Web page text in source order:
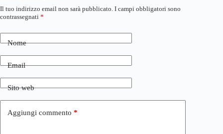
Il tuo indirizzo email non sarà pubblicato. I campi obbligatori sono
contrassegnati *
Nome
Email
Sito web
Aggiungi commento *